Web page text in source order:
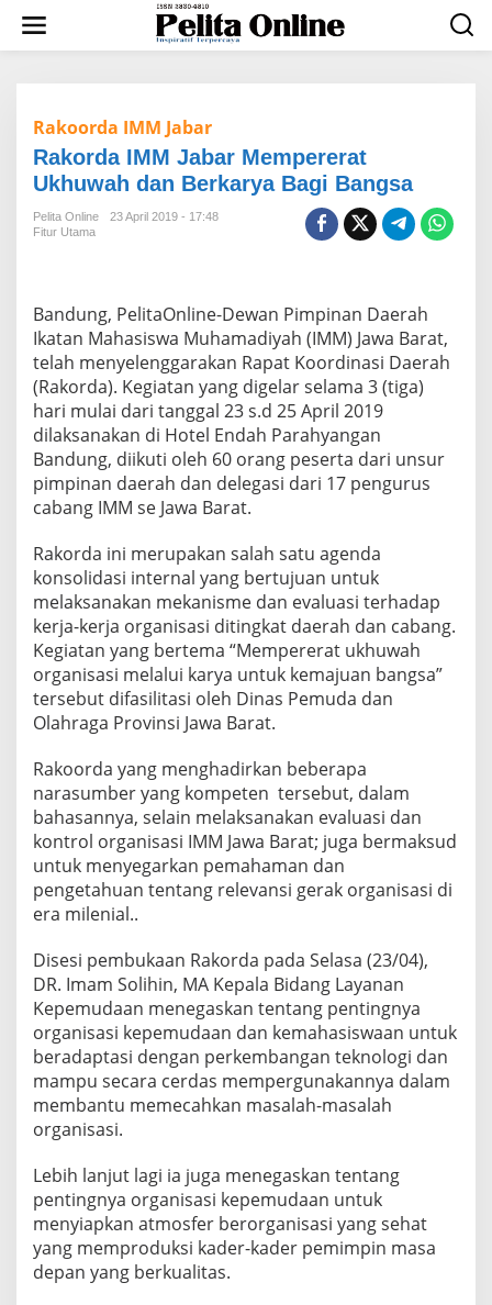
w
Rakoorda IMM Jabar
Rakorda IMM Jabar Mempererat
Ukhuwah dan Berkarya Bagi Bangsa
Pelita Online
23 April 2019 - 17:48
Fitur Utama
Bandung, PelitaOnline-Dewan Pimpinan Daerah
Ikatan Mahasiswa Muhamadiyah (IMM) Jawa Barat,
telah menyelenggarakan Rapat Koordinasi Daerah
(Rakorda). Kegiatan yang digelar selama 3 (tiga)
hari mulai dari tanggal 23 s.d 25 April 2019
dilaksanakan di Hotel Endah Parahyangan
Bandung, diikuti oleh 60 orang peserta dari unsur
pimpinan daerah dan delegasi dari 17 pengurus
cabang IMM se Jawa Barat.
Rakorda ini merupakan salah satu agenda
konsolidasi internal yang bertujuan untuk
melaksanakan mekanisme dan evaluasi terhadap
kerja-kerja organisasi ditingkat daerah dan cabang.
Kegiatan yang bertema “Mempererat ukhuwah
organisasi melalui karya untuk kemajuan bangsa”
tersebut difasilitasi oleh Dinas Pemuda dan
Olahraga Provinsi Jawa Barat.
Rakoorda yang menghadirkan beberapa
narasumber yang kompeten tersebut, dalam
bahasannya, selain melaksanakan evaluasi dan
kontrol organisasi IMM Jawa Barat; juga bermaksud
untuk menyegarkan pemahaman dan
pengetahuan tentang relevansi gerak organisasi di
era milenial..
Disesi pembukaan Rakorda pada Selasa (23/04),
DR. Imam Solihin, MA Kepala Bidang Layanan
Kepemudaan menegaskan tentang pentingnya
organisasi kepemudaan dan kemahasiswaan untuk
beradaptasi dengan perkembangan teknologi dan
mampu secara cerdas mempergunakannya dalam
membantu memecahkan masalah-masalah
organisasi.
Lebih lanjut lagi ia juga menegaskan tentang
pentingnya organisasi kepemudaan untuk
menyiapkan atmosfer berorganisasi yang sehat
yang memproduksi kader-kader pemimpin masa
depan yang berkualitas.